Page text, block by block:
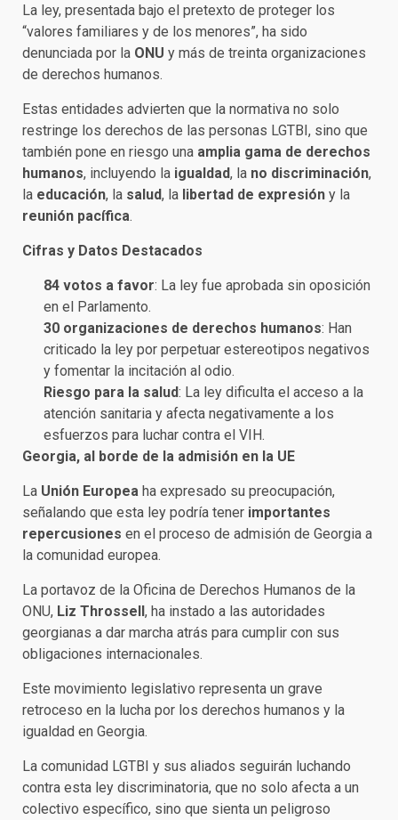
La ley, presentada bajo el pretexto de proteger los
“valores familiares y de los menores”, ha sido
denunciada por la ONU y más de treinta organizaciones
de derechos humanos.
Estas entidades advierten que la normativa no solo
restringe los derechos de las personas LGTBI, sino que
también pone en riesgo una amplia gama de derechos
humanos, incluyendo la igualdad, la no discriminación,
la educación, la salud, la libertad de expresión y la
reunión pacífica.
Cifras y Datos Destacados
84 votos a favor: La ley fue aprobada sin oposición
en el Parlamento.
30 organizaciones de derechos humanos: Han
criticado la ley por perpetuar estereotipos negativos
y fomentar la incitación al odio.
Riesgo para la salud: La ley dificulta el acceso a la
atención sanitaria y afecta negativamente a los
esfuerzos para luchar contra el VIH.
Georgia, al borde de la admisión en la UE
La Unión Europea ha expresado su preocupación,
señalando que esta ley podría tener importantes
repercusiones en el proceso de admisión de Georgia a
la comunidad europea.
La portavoz de la Oficina de Derechos Humanos de la
ONU, Liz Throssell, ha instado a las autoridades
georgianas a dar marcha atrás para cumplir con sus
obligaciones internacionales.
Este movimiento legislativo representa un grave
retroceso en la lucha por los derechos humanos y la
igualdad en Georgia.
La comunidad LGTBI y sus aliados seguirán luchando
contra esta ley discriminatoria, que no solo afecta a un
colectivo específico, sino que sienta un peligroso